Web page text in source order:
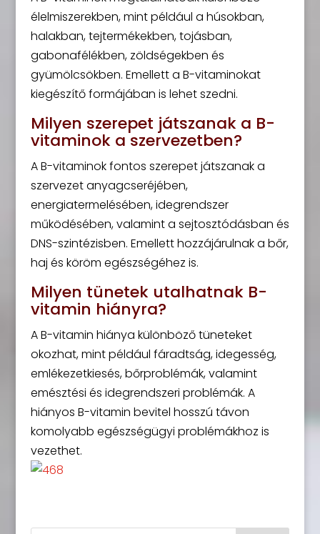
élelmiszerekben, mint például a húsokban,
halakban, tejtermékekben, tojásban,
gabonafélékben, zöldségekben és
gyümölcsökben. Emellett a B-vitaminokat
kiegészítő formájában is lehet szedni.
Milyen szerepet játszanak a B-
vitaminok a szervezetben?
A B-vitaminok fontos szerepet játszanak a
szervezet anyagcseréjében,
energiatermelésében, idegrendszer
működésében, valamint a sejtosztódásban és
DNS-szintézisben. Emellett hozzájárulnak a bőr,
haj és köröm egészségéhez is.
Milyen tünetek utalhatnak B-
vitamin hiányra?
A B-vitamin hiánya különböző tüneteket
okozhat, mint például fáradtság, idegesség,
emlékezetkiesés, bőrproblémák, valamint
emésztési és idegrendszeri problémák. A
hiányos B-vitamin bevitel hosszú távon
komolyabb egészségügyi problémákhoz is
vezethet.